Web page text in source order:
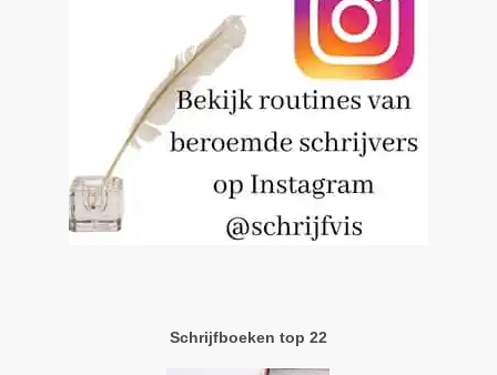
Schrijfboeken top 22